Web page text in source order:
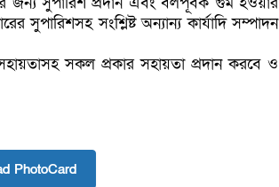
সুপারিশসহ সংশ্লিষ্ট অন্যান্য কার্যাদি সম্পাদন
সকল প্রকার সহায়তা প্রদান করবে ও
PhotoCard